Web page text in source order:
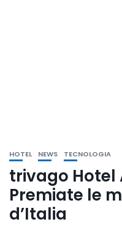
HOTEL NEWS TECNOLOGIA
trivago Hotel
Premiate le
d’Italia